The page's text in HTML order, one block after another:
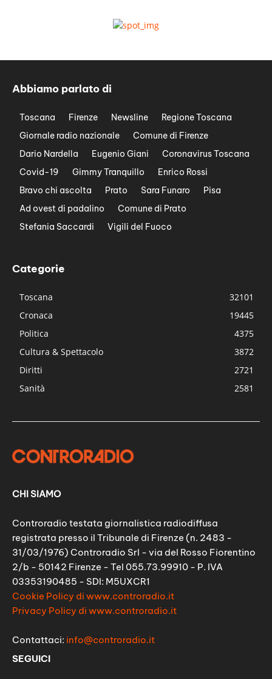
Abbiamo parlato di
Toscana Firenze Newsline
Regione Toscana
Giornale radio nazionale
Comune di Firenze
Dario Nardella
Eugenio Giani
Coronavirus Toscana
Covid-19
Gimmy Tranquillo
Enrico Rossi
Bravo chi ascolta
Prato Sara Funaro
Pisa
Ad ovest di padalino
Comune di Prato
Stefania Saccardi
Vigili del Fuoco
Categorie
Toscana
32101
Cronaca
19445
Politica
4375
Cultura & Spettacolo
3872
Diritti
2721
Sanità
2581
CHI SIAMO
Controradio testata giornalistica radiodiffusa
registrata presso il Tribunale di Firenze (n. 2483 -
31/03/1976) Controradio Srl - via del Rosso Fiorentino
2/b - 50142 Firenze - Tel 055.73.99910 - P. IVA
03353190485 - SDI: M5UXCR1
Cookie Policy di www.controradio.it
Privacy Policy di www.controradio.it
Contattaci: info@controradio.it
SEGUICI